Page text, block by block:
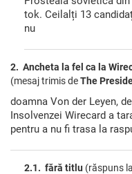
tok. Ceilalți 13
nu
2. Ancheta la fel ca la
(mesaj trimis deThe
doamna Von der Leyen,
Insolvenzei Wirecard a
pentru a nu fi trasa la
2.1. fără titlu (răspuns